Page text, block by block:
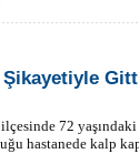
Şikayetiyle
72
hastanede kalp